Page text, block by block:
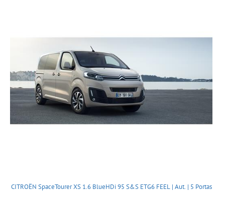
CITROËN SpaceTourer XS 1.6 BlueHDi 95 S&S ETG6 FEEL | Aut. | 5 Portas